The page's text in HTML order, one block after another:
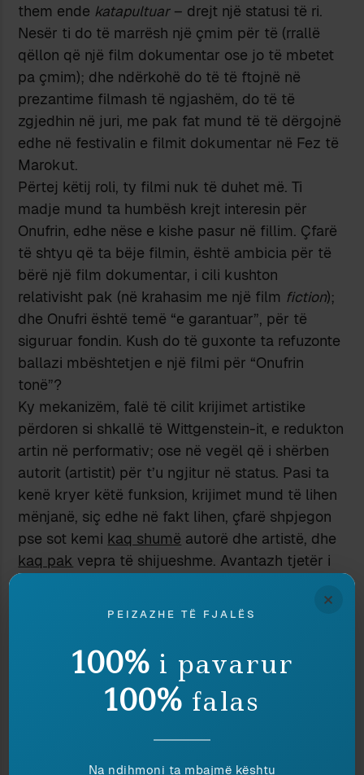
them ende katapultuar– drejt një statusi të ri.
Nesër ti do të marrësh një çmim për të (rrallë
qëllon që një film dokumentar ose jo të mbetet
pa çmim); dhe ndërkohë do të të ftojnë në
prezantime filmash të ngjashëm, do të të
zgjedhin në juri, me pak fat mund të të dërgojnë
edhe në festivalin e filmit dokumentar në Fez të
Marokut.
Përtej këtij roli, ty filmi nuk të duhet më. Ti
madje mund ta humbësh krejt interesin për
Onufrin, edhe nëse e kishe pasur në fillim. Çfarë
të shtyu që ta bëje filmin, është ambicia për të
bërë një film dokumentar, i cili kushton
relativisht pak (në krahasim me një film fiction);
dhe Onufri është temë “e garantuar”, për të
siguruar fondin. Kush do të guxonte ta refuzonte
ballazi mbështetjen e një filmi për “Onufrin
tonë”?
Ky mekanizëm, falë të cilit krijimet artistike
përdoren si shkallë të Wittgenstein-it, e redukton
artin në performativ; ose në vegël që i shërben
autorit (artistit) për t’u ngjitur në status. Pasi ta
kenë kryer këtë funksion, krijimet mund të lihen
mënjanë, siç edhe në fakt lihen, çfarë shpjegon
pse sot kemi kaq shumë autorë dhe artistë, dhe
kaq pak vepra të shijueshme. Avantazh tjetër i
promocionin e autorit a të artistit, është se
promovimin e konsumit (leximit) real të veprës
dhe kultivimin e një mjedisi kulturor adekuat.
Që të funksionojë, mekanizmi ka nevojë për një
tip krijuesi të cilin e përcakton bukur fjala e
hack,e cila ka qenë përdorur
×
PEIZAZHE TË FJALËS
100% i pavarur
100% falas
Na ndihmoni ta mbajmë kështu